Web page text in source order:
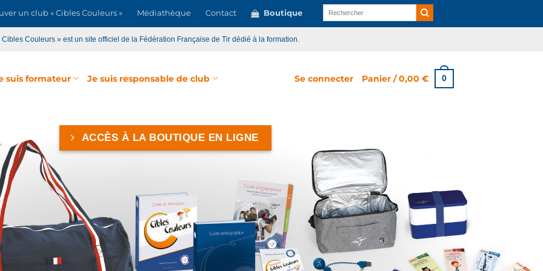
un club « Cibles Couleurs » Médiathèque Contact Boutique
Recherche
pour :
Cibles Couleurs » est un site officiel de la Fédération Française de Tir dédié à la formation.
suis formateur Je suis responsable de club Se connecter Panier /0,00€ 0
ACCÈS À LA BOUTIQUE EN LIGNE